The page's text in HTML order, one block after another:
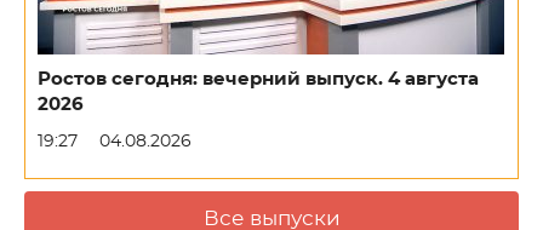
Ростов сегодня: вечерний выпуск. 4 августа
2026
19:27 04.08.2026
Все выпуски